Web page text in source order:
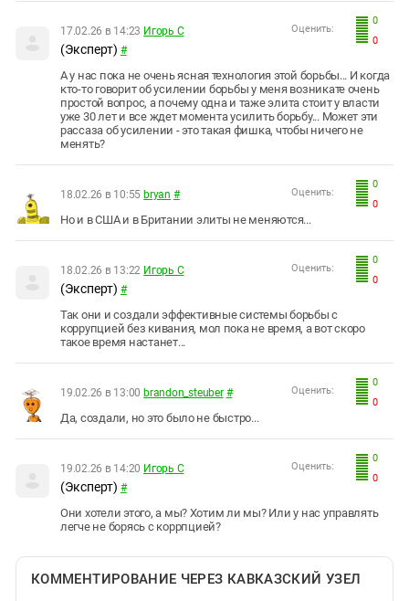
0
0
Оценить:
17.02.26 в 14:23 Игорь С
(Эксперт) #
А у нас пока не очень ясная технология этой борьбы... И когда
кто-то говорит об усилении борьбы у меня возникате очень
простой вопрос, а почему одна и таже элита стоит у власти
уже 30 лет и все ждет момента усилить борьбу... Может эти
рассаза об усилении - это такая фишка, чтобы ничего не
менять?
0
0
Оценить:
18.02.26 в 10:55 bryan #
Но и в США и в Британии элиты не меняются...
0
0
Оценить:
18.02.26 в 13:22 Игорь С
(Эксперт) #
Так они и создали эффективные системы борьбы с
коррупцией без кивания, мол пока не время, а вот скоро
такое время настанет...
0
0
Оценить:
19.02.26 в 13:00 brandon_steuber #
Да, создали, но это было не быстро...
0
0
Оценить:
19.02.26 в 14:20 Игорь С
(Эксперт) #
Они хотели этого, а мы? Хотим ли мы? Или у нас управлять
легче не борясь с коррпцией?
КОММЕНТИРОВАНИЕ ЧЕРЕЗ КАВКАЗСКИЙ УЗЕЛ